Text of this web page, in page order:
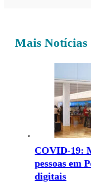
Mais Notícias
COVID-19:
pessoas em
digitais